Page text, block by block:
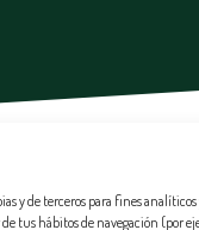
y de terceros para fines
tus hábitos de navegación (por
Política de cookies